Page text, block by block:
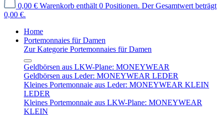
0,00 € Warenkorb enthält 0 Positionen. Der Gesamtwert beträgt
0,00 €.
Home
Portemonnaies für Damen
Zur Kategorie Portemonnaies für Damen
Geldbörsen aus LKW-Plane: MONEYWEAR
Geldbörsen aus Leder: MONEYWEAR LEDER
Kleines Portemonnaie aus Leder: MONEYWEAR KLEIN
LEDER
Kleines Portemonnaie aus LKW-Plane: MONEYWEAR
KLEIN